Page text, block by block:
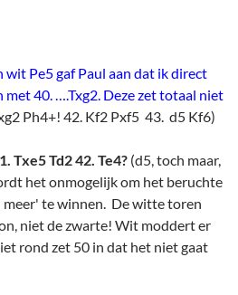
niet de zwarte! Wit moddert er
rond zet 50 in dat het niet gaat
denk ik een aantal keren de
maken."
Gerrit zich meer in de
herkennen en Paul meer in de